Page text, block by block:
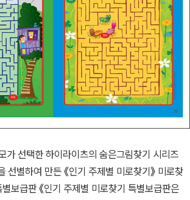
가 선택한 하이라이츠의 숨은그림찾기 시리즈
별하여 만든 《인기 주제별 미로찾기》 미로찾
찾기 특별보급판은